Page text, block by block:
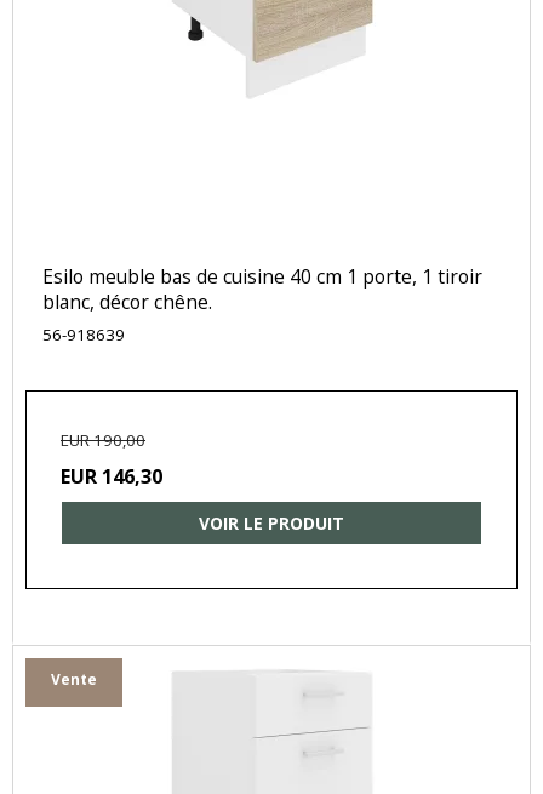
Esilo meuble bas de cuisine 40 cm 1 porte, 1 tiroir
blanc, décor chêne.
56-918639
EUR 190,00
EUR 146,30
VOIR LE PRODUIT
Vente